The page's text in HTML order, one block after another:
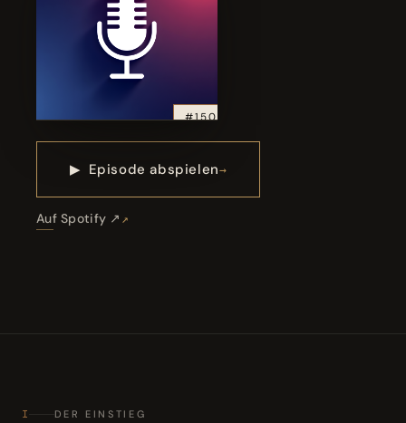
#150
▶ Episode abspielen
Auf Spotify ↗
I DER EINSTIEG